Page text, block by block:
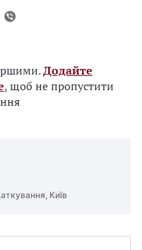
Додайте
, щоб не пропустити
Київ